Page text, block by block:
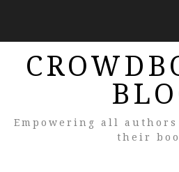
Empowering all
their